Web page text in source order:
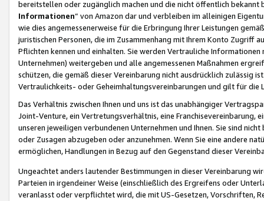
bereitstellen oder zugänglich machen und die nicht öffentlich
Informationen“ von Amazon dar und verbleiben im alleinigen
wie dies angemessenerweise für die Erbringung Ihrer Leistungen
juristischen Personen, die im Zusammenhang mit Ihrem Konto
Pflichten kennen und einhalten. Sie werden Vertrauliche
Unternehmen) weitergeben und alle angemessenen Maßnahmen
schützen, die gemäß dieser Vereinbarung nicht ausdrücklich zulässig
Vertraulichkeits- oder Geheimhaltungsvereinbarungen und gilt für die
Das Verhältnis zwischen Ihnen und uns ist das unabhängiger
Joint-Venture, ein Vertretungsverhältnis, eine Franchisevereinbarung,
unseren jeweiligen verbundenen Unternehmen und Ihnen. Sie sind
oder Zusagen abzugeben oder anzunehmen. Wenn Sie eine andere
ermöglichen, Handlungen in Bezug auf den Gegenstand dieser
Ungeachtet anders lautender Bestimmungen in dieser Vereinbarung
Parteien in irgendeiner Weise (einschließlich des Ergreifens oder
veranlasst oder verpflichtet wird, die mit US-Gesetzen, Vorschriften,